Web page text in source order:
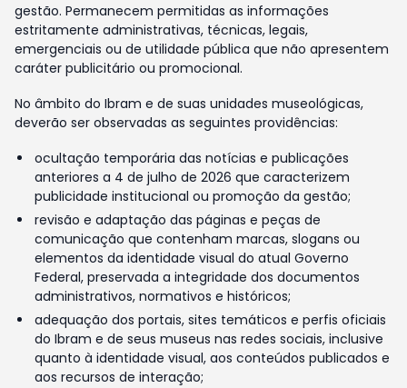
gestão. Permanecem permitidas as informações
estritamente administrativas, técnicas, legais,
emergenciais ou de utilidade pública que não apresentem
caráter publicitário ou promocional.
No âmbito do Ibram e de suas unidades museológicas,
deverão ser observadas as seguintes providências:
ocultação temporária das notícias e publicações
anteriores a 4 de julho de 2026 que caracterizem
publicidade institucional ou promoção da gestão;
revisão e adaptação das páginas e peças de
comunicação que contenham marcas, slogans ou
elementos da identidade visual do atual Governo
Federal, preservada a integridade dos documentos
administrativos, normativos e históricos;
adequação dos portais, sites temáticos e perfis oficiais
do Ibram e de seus museus nas redes sociais, inclusive
quanto à identidade visual, aos conteúdos publicados e
aos recursos de interação;